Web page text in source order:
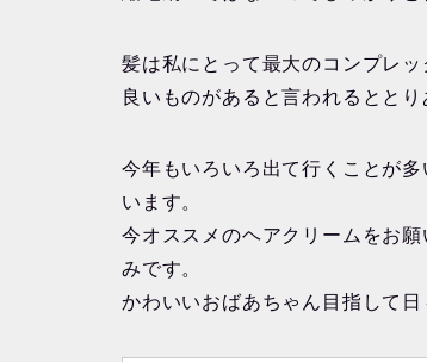
髪は私にとって最大のコンプレ
良いものがあると言われるとと
今年もいろいろ出て行くことが
います。
今オススメのヘアクリームをお
みです。
かわいいおばあちゃん目指して